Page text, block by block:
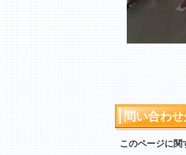
問い合わせ
このページに関